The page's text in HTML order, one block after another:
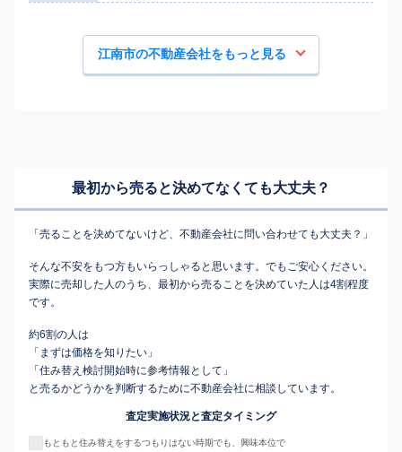
江南市の不動産会社をもっと見る
最初から売ると決めてなくても大丈夫？
「売ることを決めてないけど、不動産会社に問い合わせても大丈夫？」
そんな不安をもつ方もいらっしゃると思います。でもご安心ください。
実際に売却した人のうち、最初から売ることを決めていた人は4割程度
です。
約6割の人は
「まずは価格を知りたい」
「住み替え検討開始時に参考情報として」
と売るかどうかを判断するために不動産会社に相談しています。
査定実施状況と査定タイミング
もともと住み替えをするつもりはない時期でも、興味本位で